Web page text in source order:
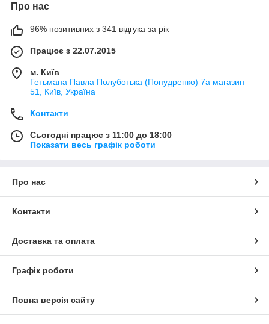
Про нас
96% позитивних з 341 відгука за рік
Працює з 22.07.2015
м. Київ
Гетьмана Павла Полуботька (Попудренко) 7а магазин
51, Київ, Україна
Контакти
Сьогодні працює з 11:00 до 18:00
Показати весь графік роботи
Про нас
Контакти
Доставка та оплата
Графік роботи
Повна версія сайту